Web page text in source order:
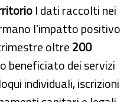
I dati raccolti nei
l’impatto positivo
oltre200
beneficiato dei servizi
individuali, iscrizioni